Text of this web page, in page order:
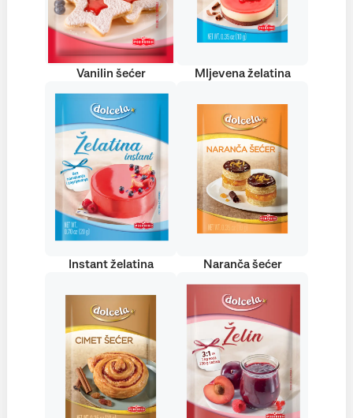
Vanilin šećer Mljevena želatina
Instant želatina Naranča šećer